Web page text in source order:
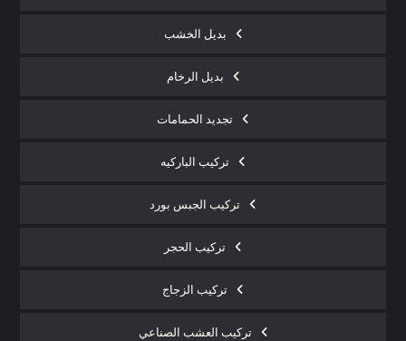
بديل الخشب
بديل الرخام
تجديد الحمامات
تركيب الباركيه
تركيب الجبس بورد
تركيب الحجر
تركيب الزجاج
تركيب العشب الصناعي